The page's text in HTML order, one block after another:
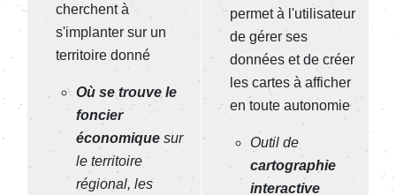
cherchent à
s'implanter sur un
territoire donné
Où se trouve le
foncier
économique sur
le territoire
régional, les
permet à l'utilisateur
de gérer ses
données et de créer
les cartes à afficher
en toute autonomie
Outil de
cartographie
interactive